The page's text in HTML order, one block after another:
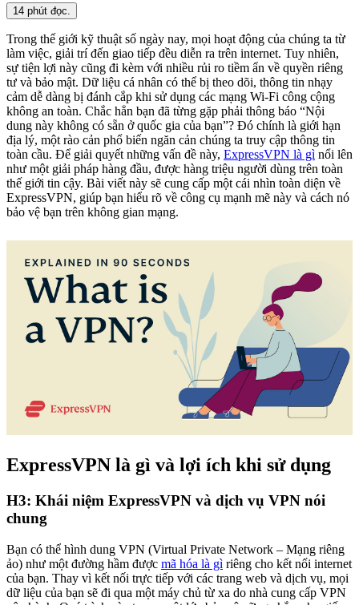
14 phút đọc.
Trong thế giới kỹ thuật số ngày nay, mọi hoạt động của chúng ta từ
làm việc, giải trí đến giao tiếp đều diễn ra trên internet. Tuy nhiên,
sự tiện lợi này cũng đi kèm với nhiều rủi ro tiềm ẩn về quyền riêng
tư và bảo mật. Dữ liệu cá nhân có thể bị theo dõi, thông tin nhạy
cảm dễ dàng bị đánh cắp khi sử dụng các mạng Wi-Fi công cộng
không an toàn. Chắc hẳn bạn đã từng gặp phải thông báo “Nội
dung này không có sẵn ở quốc gia của bạn”? Đó chính là giới hạn
địa lý, một rào cản phổ biến ngăn cản chúng ta truy cập thông tin
toàn cầu. Để giải quyết những vấn đề này, ExpressVPN là gì nổi lên
như một giải pháp hàng đầu, được hàng triệu người dùng trên toàn
thế giới tin cậy. Bài viết này sẽ cung cấp một cái nhìn toàn diện về
ExpressVPN, giúp bạn hiểu rõ về công cụ mạnh mẽ này và cách nó
bảo vệ bạn trên không gian mạng.
ExpressVPN là gì và lợi ích khi sử dụng
H3: Khái niệm ExpressVPN và dịch vụ VPN nói
chung
Bạn có thể hình dung VPN (Virtual Private Network – Mạng riêng
ảo) như một đường hầm được mã hóa là gì riêng cho kết nối internet
của bạn. Thay vì kết nối trực tiếp với các trang web và dịch vụ, mọi
dữ liệu của bạn sẽ đi qua một máy chủ từ xa do nhà cung cấp VPN